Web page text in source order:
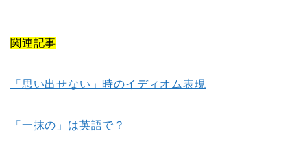
関連記事
「思い出せない」時のイディオム表現
「一抹の」は英語で？